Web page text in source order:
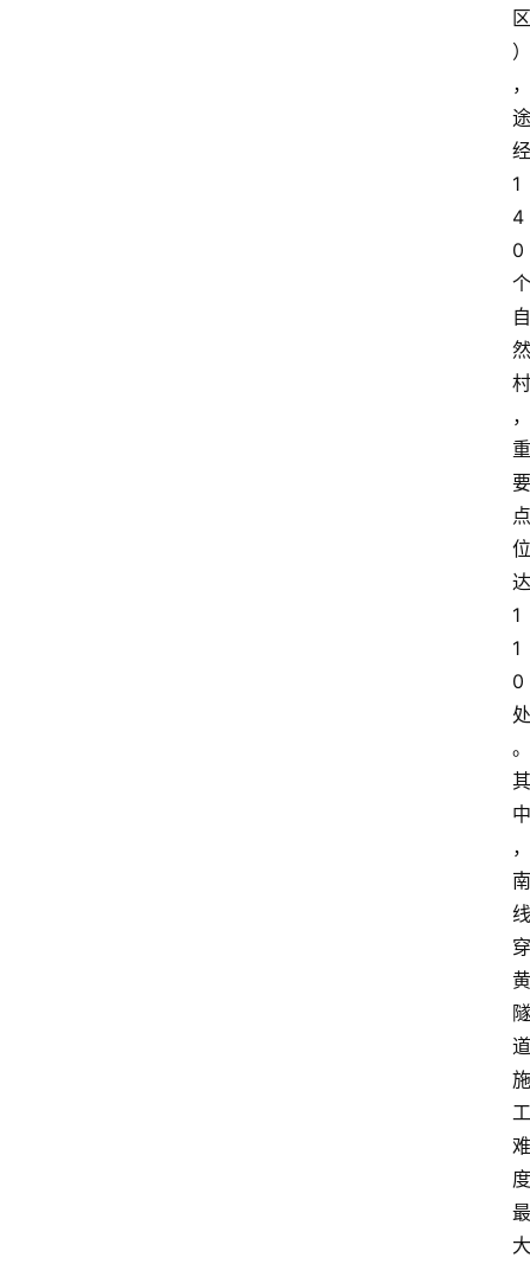
区
）
，
途
经
1
4
0
个
自
然
村
，
重
要
点
位
达
1
1
0
处
。
其
中
，
南
线
穿
黄
隧
道
施
工
难
度
最
大